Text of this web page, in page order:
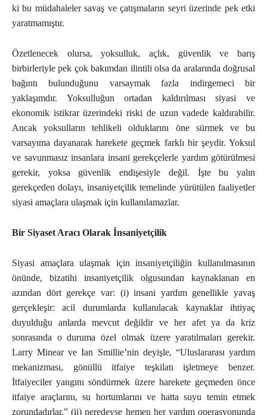
ki bu müdahaleler savaş ve çatışmaların seyri üzerinde pek etki
yaratmamıştır.
Özetlenecek olursa, yoksulluk, açlık, güvenlik ve barış
birbirleriyle pek çok bakımdan ilintili olsa da aralarında doğrusal
bağıntı bulunduğunu varsaymak fazla indirgemeci bir
yaklaşımdır. Yoksulluğun ortadan kaldırılması siyasi ve
ekonomik istikrar üzerindeki riski de uzun vadede kaldırabilir.
Ancak yoksulların tehlikeli olduklarını öne sürmek ve bu
varsayıma dayanarak harekete geçmek farklı bir şeydir. Yoksul
ve savunmasız insanlara insani gerekçelerle yardım götürülmesi
gerekir, yoksa güvenlik endişesiyle değil. İşte bu yalın
gerekçeden dolayı, insaniyetçilik temelinde yürütülen faaliyetler
siyasi amaçlara ulaşmak için kullanılamazlar.
Bir Siyaset Aracı Olarak İnsaniyetçilik
Siyasi amaçlara ulaşmak için insaniyetçiliğin kullanılmasının
önünde, bizatihi insaniyetçilik olgusundan kaynaklanan en
azından dört gerekçe var: (i) insani yardım genellikle yavaş
gerçekleşir: acil durumlarda kullanılacak kaynaklar ihtiyaç
duyulduğu anlarda mevcut değildir ve her afet ya da kriz
sonrasında o duruma özel olmak üzere yaratılmaları gerekir.
Larry Minear ve Ian Smillie’nin deyişle, “Uluslararası yardım
mekanizması, gönüllü itfaiye teşkilatı işletmeye benzer.
İtfaiyeciler yangını söndürmek üzere harekete geçmeden önce
itfaiye araçlarını, su hortumlarını ve hatta suyu temin etmek
zorundadırlar.” (ii) neredeyse hemen her yardım operasyonunda